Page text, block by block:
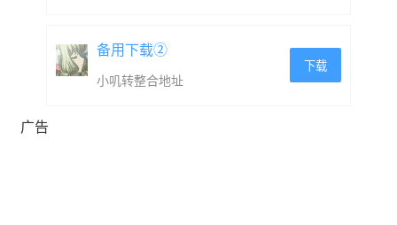
备用下载②
小叽转整合地址
下载
广告